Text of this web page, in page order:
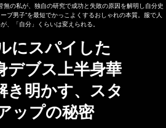
の私が、独自の研究で成功と失敗の原因を解明し自分史
ブ男子”を最短でかっこよくするおしゃれの本質。服で人
、「自分」くらいは変えられる。
にスパイした
デブス上半身華
き明かす、スタ
ップの秘密